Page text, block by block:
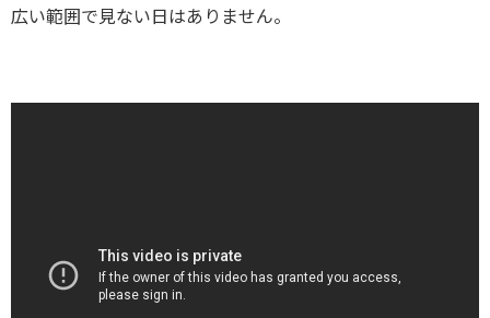
広い範囲で見ない日はありません。